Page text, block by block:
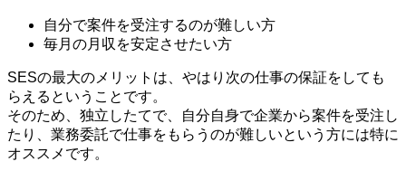
自分で案件を受注するのが難しい方
毎月の月収を安定させたい方
SESの最大のメリットは、やはり次の仕事の保証をしても
らえるということです。
そのため、独立したてで、自分自身で企業から案件を受注し
たり、業務委託で仕事をもらうのが難しいという方には特に
オススメです。